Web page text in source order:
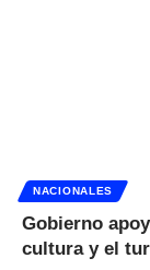
NACIONALES
Gobierno
cultura y el